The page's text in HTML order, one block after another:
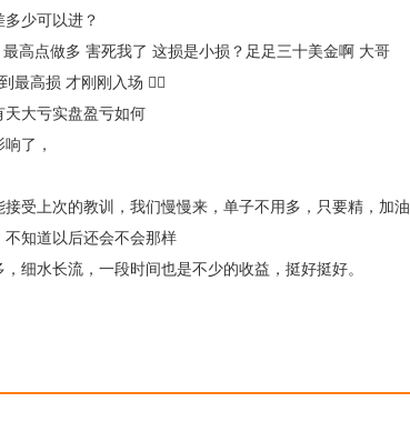
少可以进？
高点做多 害死我了 这损是小损？足足三十美金啊 大哥
高损 才刚刚入场 😮‍💨
大亏实盘盈亏如何
了，
受上次的教训，我们慢慢来，单子不用多，只要精，加油
知道以后还会不会那样
细水长流，一段时间也是不少的收益，挺好挺好。